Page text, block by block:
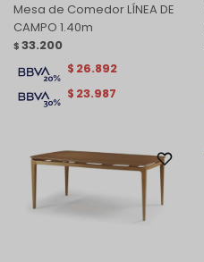
Mesa de Comedor LÍNEA DE
CAMPO 1.40m
$ 33.200
$ 23.987
$ 26.892